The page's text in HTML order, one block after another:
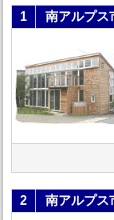
1 南アルプス
2 南アルプス